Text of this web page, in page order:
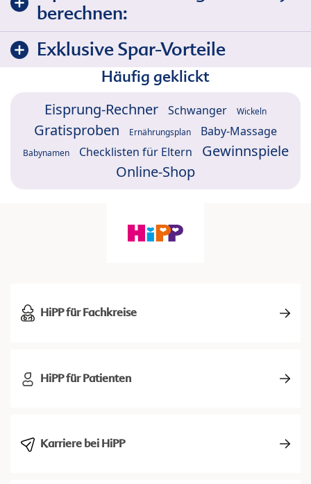
berechnen:
Exklusive Spar-Vorteile
Häufig geklickt
Eisprung-Rechner Schwanger Wickeln
Gratisproben Ernährungsplan Baby-Massage
Babynamen Checklisten für Eltern
Gewinnspiele
Online-Shop
HiPP für Fachkreise
HiPP für Patienten
Karriere bei HiPP